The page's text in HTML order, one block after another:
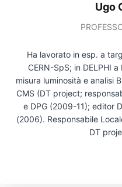
Ugo
Ha lavorato in esp. a
CERN-SpS; in DELPHI
misura luminosità e analisi
CMS (DT project;
e DPG (2009-11); editor
(2006). Responsabile
DT